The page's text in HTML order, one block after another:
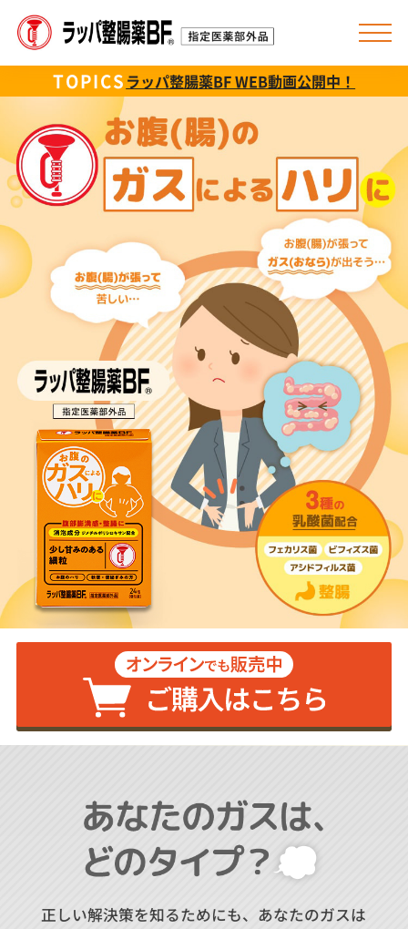
トップ
よくあるご質問
製品情報（効能／用法・用量／添付文書）
ラッパ整腸薬BFの特長
こんな症状におすすめ
みんなのお悩み
おならとお腹に関する調査
おなかのガスってなに？
おなか(腸)に良いヨガにチャレンジ
基本のガス抜きのポーズ
自宅でできる簡単なポーズ
オフィスでも簡単にできるポーズ
少し高難易度のポーズ
▶おなかの悩み相談室
TOPICS ラッパ整腸薬BF WEB動画公開中！
正しい解決策を知るためにも、 あなたのガスは